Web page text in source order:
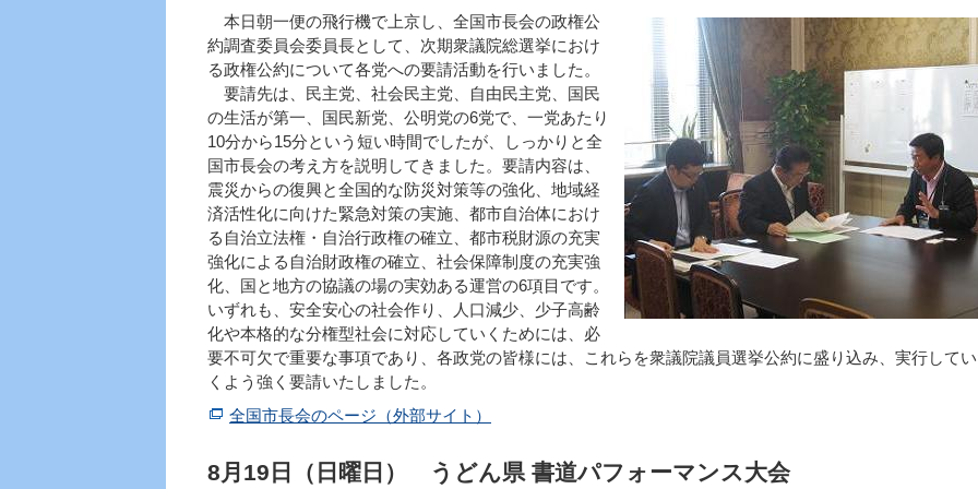
本日朝一便の飛行機で上京し、全国市長会の政権公
約調査委員会委員長として、次期衆議院総選挙におけ
る政権公約について各党への要請活動を行いました。
要請先は、民主党、社会民主党、自由民主党、国民
の生活が第一、国民新党、公明党の6党で、一党あたり
10分から15分という短い時間でしたが、しっかりと全
国市長会の考え方を説明してきました。要請内容は、
震災からの復興と全国的な防災対策等の強化、地域経
済活性化に向けた緊急対策の実施、都市自治体におけ
る自治立法権・自治行政権の確立、都市税財源の充実
強化による自治財政権の確立、社会保障制度の充実強
化、国と地方の協議の場の実効ある運営の6項目です。
いずれも、安全安心の社会作り、人口減少、少子高齢
化や本格的な分権型社会に対応していくためには、必
要不可欠で重要な事項であり、各政党の皆様には、これらを衆議院議員選挙公約に盛り込み、実行して
くよう強く要請いたしました。
全国市長会のページ（外部サイト）
8月19日（日曜日） うどん県 書道パフォーマンス大会